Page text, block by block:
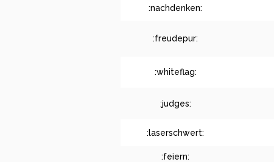
:nachdenken:
:freudepur:
:whiteflag:
:judges:
:laserschwert:
:feiern: